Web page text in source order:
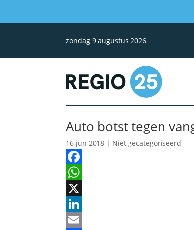
zondag 9 augustus 2026
Auto botst tegen
16 jun 2018 | Niet gecategoriseerd
Facebook
WhatsApp
X
LinkedIn